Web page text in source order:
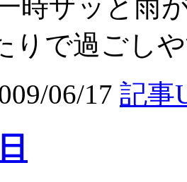
ザッと雨
りで過ごし
06/17 記事